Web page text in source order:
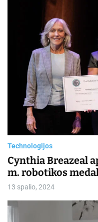
Technologijos
Cynthia Breazeal
m. robotikos
13 spalio, 2024